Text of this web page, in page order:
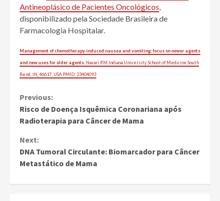
Antineoplásico de Pacientes Oncológicos,
disponibilizado pela Sociedade Brasileira de
Farmacologia Hospitalar.
Management of chemotherapy-induced nausea and vomiting: focus on newer agents
and new uses for older agents. Navari RM.Indiana University School of Medicine South
Bend, IN, 46617, USA PMID: 23404093
Continue
Reading
Previous:
Risco de Doença Isquêmica Coronariana após
Radioterapia para Câncer de Mama
Next:
DNA Tumoral Circulante: Biomarcador para Câncer
Metastático de Mama